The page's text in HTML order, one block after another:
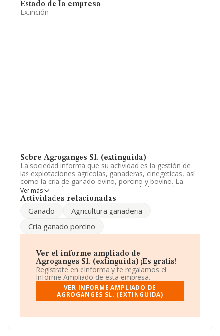
Estado de la empresa
Extinción
Sobre Agroganges Sl. (extinguida)
La sociedad informa que su actividad es la gestión de
las explotaciones agrícolas, ganaderas, cinegeticas, así
como la cria de ganado ovino, porcino y bovino. La
empresa está registrada como Sociedad Limitada. La
actividad de referencia CNAE corresponde a 'Producción
Código es 0150. No realiza actividad de importación y/o
La plantilla se ha mantenido igual y teniendo en cuenta
un número de empleados por debajo de la media de
sector.
La empresa españolaAgroganges S.L. (extinguida)
con número de identificación fiscal B10286862, se
encuentra en Avenida Antonio Hurtado núm. 6 2 Iz,
(10002), Cáceres, Extremadura.
En base a la información de la que dispone INFORMA
Ver más
Actividades relacionadas
Ganado
Agricultura ganaderia
Cria ganado porcino
Ver el informe ampliado de
Agroganges Sl. (extinguida) ¡Es gratis!
Regístrate en eInforma y te regalamos el
Informe Ampliado de esta empresa.
VER INFORME AMPLIADO DE
AGROGANGES SL. (EXTINGUIDA)